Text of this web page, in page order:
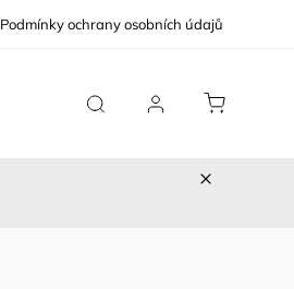
Podmínky ochrany osobních údajů
Cykloservis